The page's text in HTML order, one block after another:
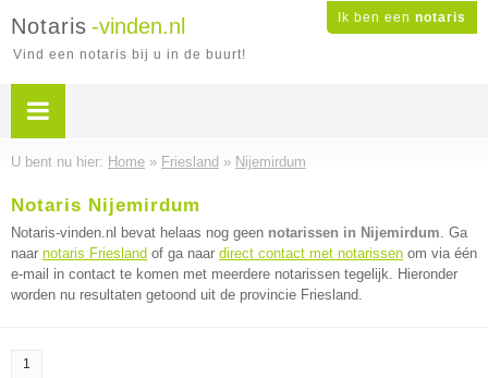
Ik ben een notaris
Notaris -vinden.nl
Vind een notaris bij u in de buurt!
U bent nu hier: Home » Friesland » Nijemirdum
Notaris Nijemirdum
Notaris-vinden.nl bevat helaas nog geen notarissen in Nijemirdum. Ga
naar notaris Friesland of ga naar direct contact met notarissen om via één
e-mail in contact te komen met meerdere notarissen tegelijk. Hieronder
worden nu resultaten getoond uit de provincie Friesland.
1